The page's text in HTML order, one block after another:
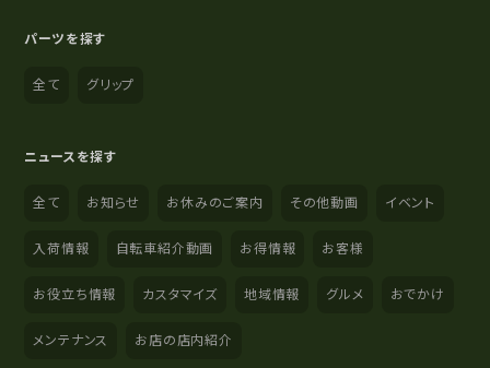
パーツを探す
全て グリップ
ニュースを探す
全て お知らせ お休みのご案内 その他動画 イベント
入荷情報 自転車紹介動画 お得情報 お客様
お役立ち情報 カスタマイズ 地域情報 グルメ おでかけ
メンテナンス お店の店内紹介